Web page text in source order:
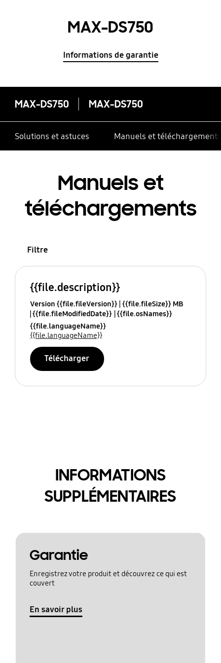
MAX-DS750
Informations de garantie
MAX-DS750 MAX-DS750
Solutions et astuces Manuels et téléchargements
Manuels et
téléchargements
Filtre
{{file.description}}
Version {{file.fileVersion}} {{file.fileSize}} MB
{{file.fileModifiedDate}} {{file.osNames}}
{{file.languageName}}
{{file.languageName}}
Télécharger
INFORMATIONS
SUPPLÉMENTAIRES
Garantie
Enregistrez votre produit et découvrez ce qui est
couvert
En savoir plus